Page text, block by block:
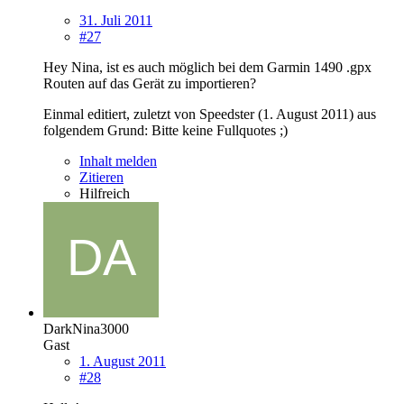
31. Juli 2011
#27
Hey Nina, ist es auch möglich bei dem Garmin 1490 .gpx
Routen auf das Gerät zu importieren?
Einmal editiert, zuletzt von Speedster (1. August 2011) aus
folgendem Grund: Bitte keine Fullquotes ;)
Inhalt melden
Zitieren
Hilfreich
DarkNina3000
Gast
1. August 2011
#28